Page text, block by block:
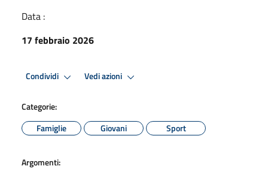
Data :
17 febbraio 2026
Condividi Vedi azioni
Categorie:
Famiglie
Giovani Sport
Argomenti: